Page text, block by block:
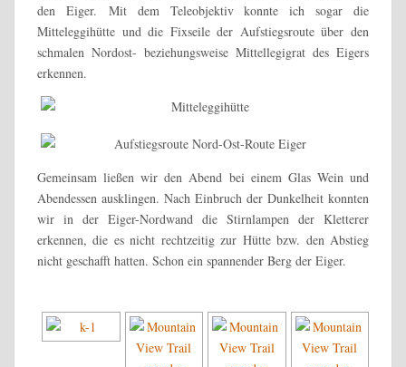
den Eiger. Mit dem Teleobjektiv konnte ich sogar die
Mitteleggihütte und die Fixseile der Aufstiegsroute über den
schmalen Nordost- beziehungsweise Mittellegigrat des Eigers
erkennen.
Gemeinsam ließen wir den Abend bei einem Glas Wein und
Abendessen ausklingen. Nach Einbruch der Dunkelheit konnten
wir in der Eiger-Nordwand die Stirnlampen der Kletterer
erkennen, die es nicht rechtzeitig zur Hütte bzw. den Abstieg
nicht geschafft hatten. Schon ein spannender Berg der Eiger.